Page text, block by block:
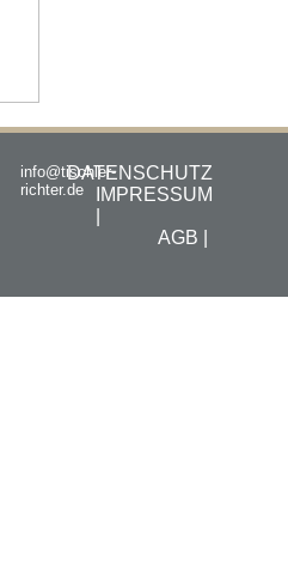
info@tischler-
richter.de
DATENSCHUTZ
IMPRESSUM
AGB |